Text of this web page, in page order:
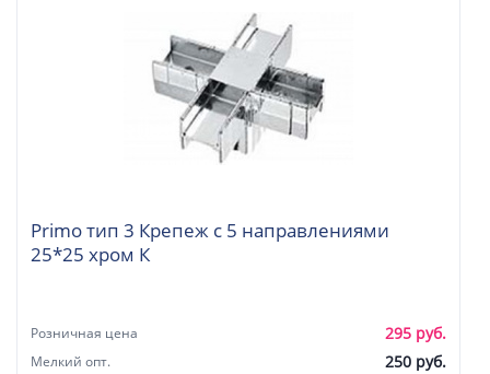
Primo тип 3 Крепеж с 5 направлениями
25*25 хром К
Розничная цена 295 руб.
Мелкий опт. 250 руб.